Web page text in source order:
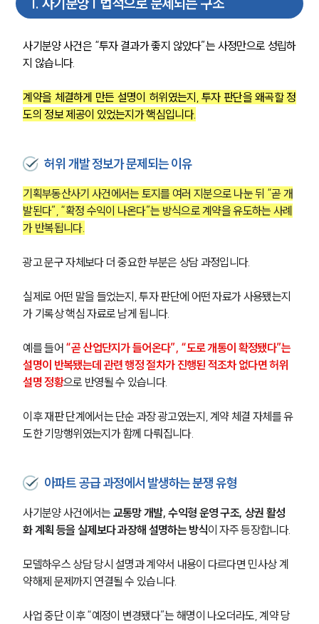
사기분양 사건은 “투자 결과가 좋지 않았다”는 사정만으로 성립하
지 않습니다.
계약을 체결하게 만든 설명이 허위였는지, 투자 판단을 왜곡할 정
도의 정보 제공이 있었는지가 핵심입니다.
허위 개발 정보가 문제되는 이유
기획부동산사기 사건에서는 토지를 여러 지분으로 나눈 뒤 “곧 개
발된다”, “확정 수익이 나온다”는 방식으로 계약을 유도하는 사례
가 반복됩니다.
광고 문구 자체보다 더 중요한 부분은 상담 과정입니다.
실제로 어떤 말을 들었는지, 투자 판단에 어떤 자료가 사용됐는지
가 기록상 핵심 자료로 남게 됩니다.
예를 들어 “곧 산업단지가 들어온다”, “도로 개통이 확정됐다”는
설명이 반복됐는데 관련 행정 절차가 진행된 적조차 없다면 허위
설명 정황으로 반영될 수 있습니다.
이후 재판 단계에서는 단순 과장 광고였는지, 계약 체결 자체를 유
도한 기망행위였는지가 함께 다뤄집니다.
아파트 공급 과정에서 발생하는 분쟁 유형
사기분양 사건에서는 교통망 개발, 수익형 운영 구조, 상권 활성
화 계획 등을 실제보다 과장해 설명하는 방식이 자주 등장합니다.
모델하우스 상담 당시 설명과 계약서 내용이 다르다면 민사상 계
약해제 문제까지 연결될 수 있습니다.
사업 중단 이후 “예정이 변경됐다”는 해명이 나오더라도, 계약 당